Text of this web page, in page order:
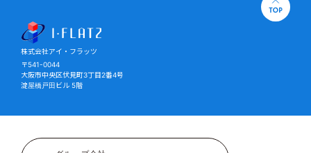
株式会社アイ・フラッツ
〒541-0044
大阪市中央区伏見町3丁目2番4号
淀屋橋戸田ビル 5階